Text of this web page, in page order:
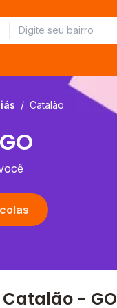
/ Catalão
- GO